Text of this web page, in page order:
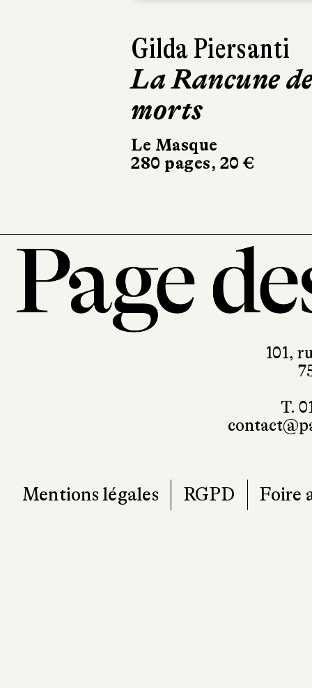
Gilda Piersanti
La Rancune
morts
Le Masque
280 pages, 20 €
Dinaw
336 pages,
101,